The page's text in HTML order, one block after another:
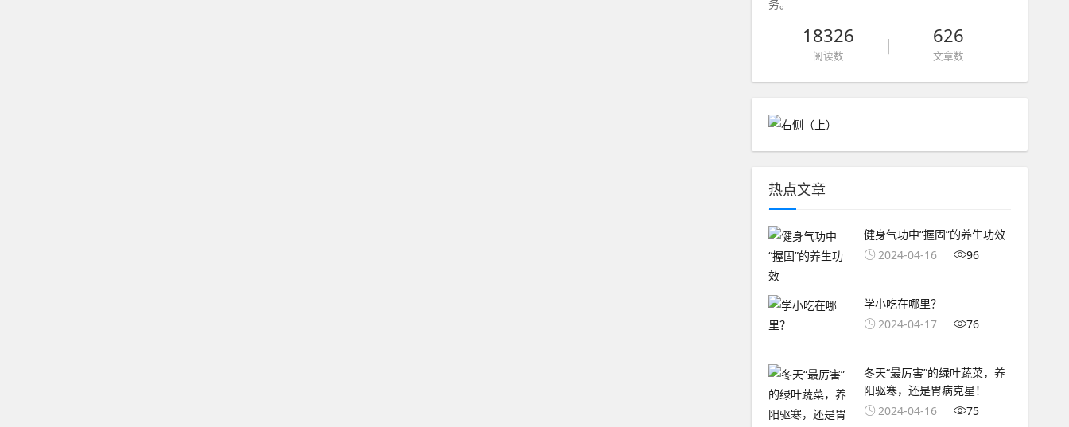
务。
18326
阅读数
626
文章数
热点文章
健身气功中“握固”的养生功效
2024-04-16
96
学小吃在哪里？
2024-04-17
76
冬天“最厉害”的绿叶蔬菜，养
阳驱寒，还是胃病克星！
2024-04-16
75